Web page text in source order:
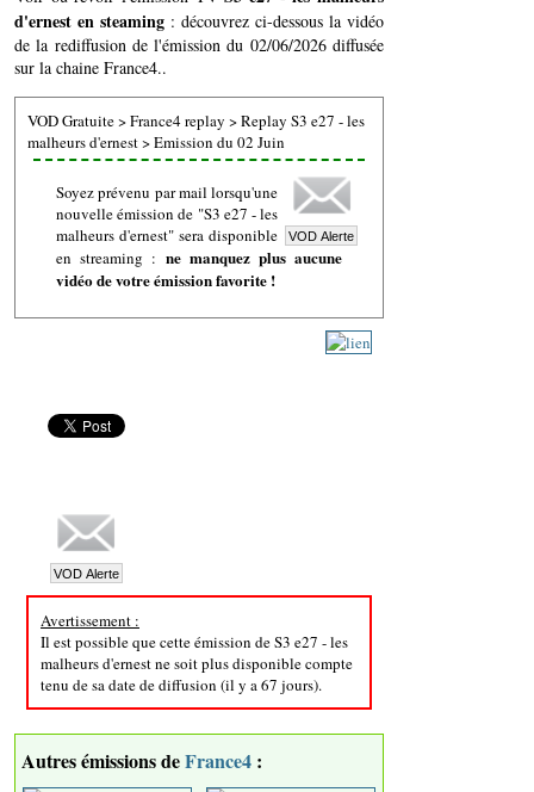
d'ernest en steaming : découvrez ci-dessous la vidéo
de la rediffusion de l'émission du 02/06/2026 diffusée
sur la chaine France4..
VOD Gratuite>France4 replay >Replay S3 e27 - les
malheurs d'ernest>Emission du 02 Juin
Soyez prévenu par mail lorsqu'une
nouvelle émission de "S3 e27 - les
malheurs d'ernest" sera disponible
en streaming : ne manquez plus aucune
vidéo de votre émission favorite !
Avertissement :
Il est possible que cette émission de S3 e27 - les
malheurs d'ernest ne soit plus disponible compte
tenu de sa date de diffusion (il y a 67 jours).
Autres émissions deFrance4 :